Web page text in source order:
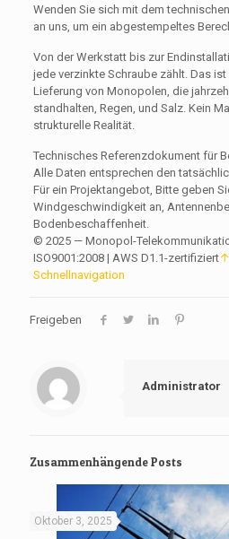
Wenden Sie sich mit dem
an uns, um ein abgestempeltes
Von der Werkstatt bis zur
jede verzinkte Schraube zählt. Das
Lieferung von Monopolen, die
standhalten, Regen, und Salz. Kein
strukturelle Realität.
Technisches Referenzdokument für
Alle Daten entsprechen den
Für ein Projektangebot, Bitte geben
Windgeschwindigkeit an,
Bodenbeschaffenheit.
© 2025 — Monopol-
ISO9001:2008 | AWS D1.1-zertifiziert↑
Schnellnavigation
Freigeben
Administrator
Zusammenhängende Posts
Oktober 3, 2025